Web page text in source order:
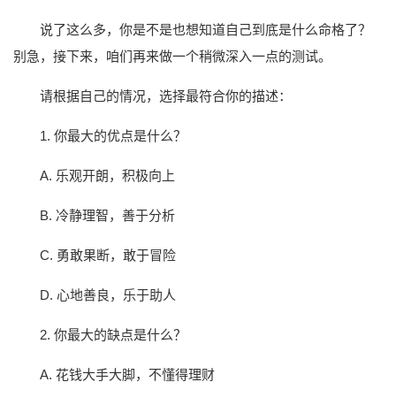
说了这么多，你是不是也想知道自己到底是什么命格了？
别急，接下来，咱们再来做一个稍微深入一点的测试。
请根据自己的情况，选择最符合你的描述：
1. 你最大的优点是什么？
A. 乐观开朗，积极向上
B. 冷静理智，善于分析
C. 勇敢果断，敢于冒险
D. 心地善良，乐于助人
2. 你最大的缺点是什么？
A. 花钱大手大脚，不懂得理财